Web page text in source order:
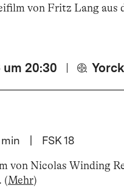
von Fritz Lang aus
um 20:30 Yorck
min FSK 18
von Nicolas Winding
. (Mehr)